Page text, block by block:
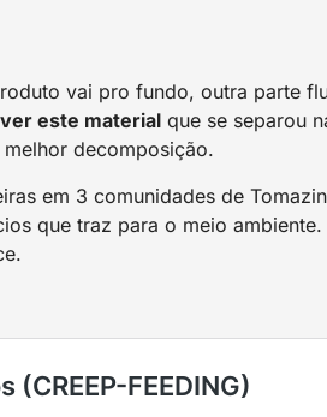
vai pro fundo, outra parte
este material que se separou
decomposição.
em 3 comunidades de
que traz para o meio ambiente.